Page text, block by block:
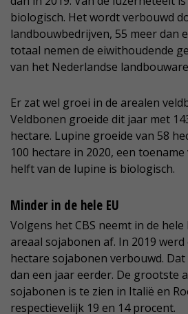
biologisch. Het wordt verbouwd
landbouwbedrijven, 55 meer dan
totaal nemen de eiwithoudende
van het Nederlandse
Er zat wel groei in de arealen
Veldbonen groeide dit jaar met
hectare. Lupine groeide van 58
100 hectare in 2020, een
helft van de lupine is biologisch.
Minder in de hele EU
Volgens het CBS neemt in de
areaal sojabonen af. In 2019 werd
hectare sojabonen verbouwd.
dan een jaar eerder. De grootste
sojabonen is te zien in Italië en
respectievelijk 19 en 14 procent.